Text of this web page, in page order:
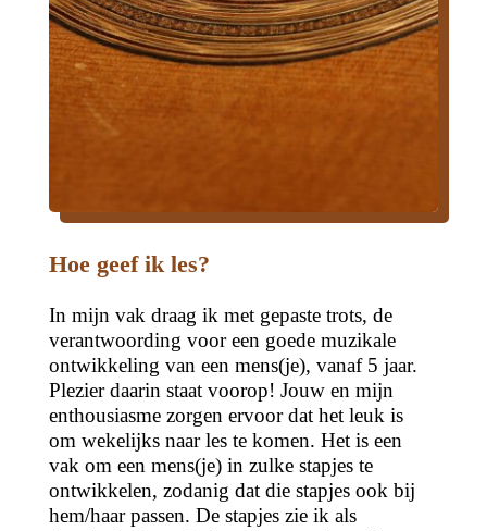
Hoe geef ik les?
In mijn vak draag ik met gepaste trots, de
verantwoording voor een goede muzikale
ontwikkeling van een mens(je), vanaf 5 jaar.
Plezier daarin staat voorop! Jouw en mijn
enthousiasme zorgen ervoor dat het leuk is
om wekelijks naar les te komen. Het is een
vak om een mens(je) in zulke stapjes te
ontwikkelen, zodanig dat die stapjes ook bij
hem/haar passen. De stapjes zie ik als